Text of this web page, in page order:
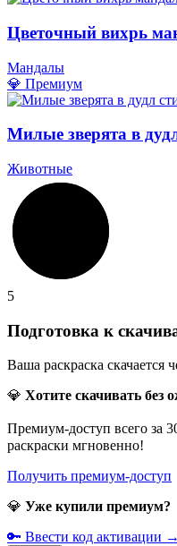
Цветочный вихрь
Мандалы
💎 Премиум
Милые зверята в
Животные
5
Подготовка к
Ваша раскраска скачается
💎 Хотите скачивать без
Премиум-доступ всего за
раскраски мгновенно!
Получить премиум-доступ
💎 Уже купили премиум?
🔑 Ввести код активации →